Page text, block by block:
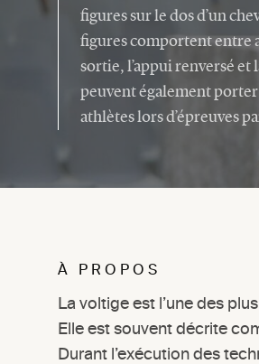
figures sur le dos d’un
figures comportent entre
sortie, l’appui renversé et
peuvent également porter
athlètes lors d’épreuves
À PROPOS
La voltige est l’une des
Elle est souvent décrite
Durant l’exécution des